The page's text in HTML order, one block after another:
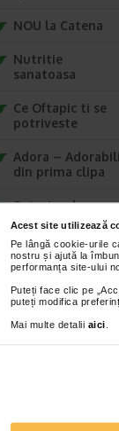
Acest site utilizează
Pe lângă cookie-urile
nostru și ajută la
performanța site-ului
Puteți face clic pe
puteți modifica
Mai multe detalii aici
NOU la Catena
Nutritie
sanatoasa
Ce Oftapic ti se
potriveste
Adora – Adorabili
din prima clipa
Seturi cadou
Baylis&Harding
CONTACT
Farmacii FIV